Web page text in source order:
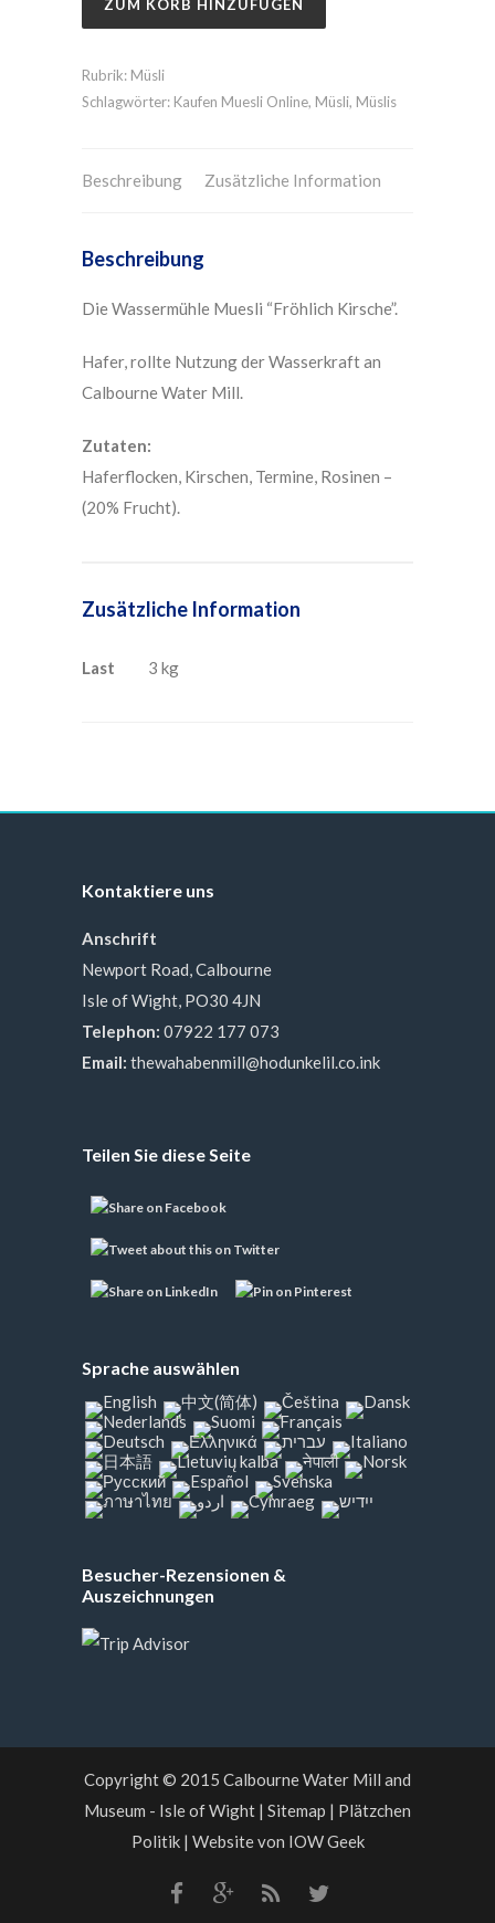
ZUM KORB HINZUFÜGEN
Rubrik: Müsli
Schlagwörter: Kaufen Muesli Online, Müsli, Müslis
Beschreibung Zusätzliche Information
Beschreibung
Die Wassermühle Muesli “Fröhlich Kirsche”.
Hafer, rollte Nutzung der Wasserkraft an
Calbourne Water Mill.
Zutaten:
Haferflocken, Kirschen, Termine, Rosinen –
(20% Frucht).
Zusätzliche Information
Last 3 kg
Kontaktiere uns
Anschrift
Newport Road, Calbourne
Isle of Wight, PO30 4JN
Telephon: 07922 177 073
Email: thewahabenmill@hodunkelil.co.ink
Teilen Sie diese Seite
Sprache auswählen
Besucher-Rezensionen &
Auszeichnungen
Copyright © 2015 Calbourne Water Mill and
Museum - Isle of Wight | Sitemap | Plätzchen
Politik| Website von IOW Geek